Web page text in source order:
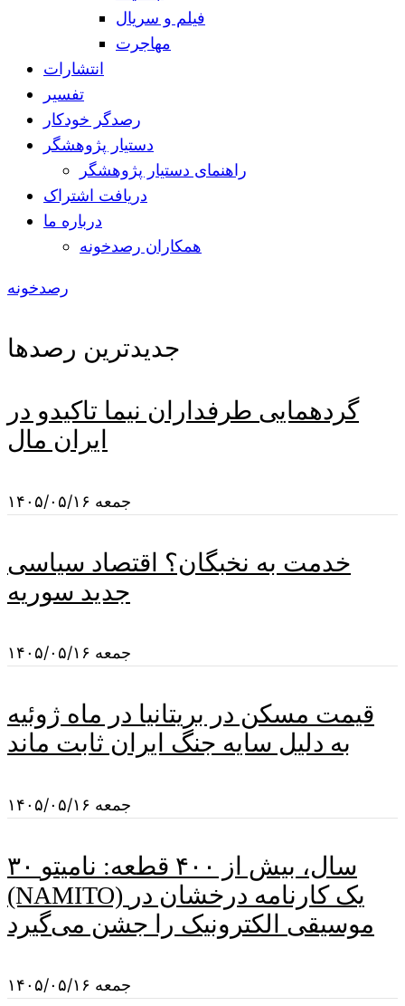
فیلم و سریال
مهاجرت
انتشارات
تفسیر
رصدگر خودکار
دستیار پژوهشگر
راهنمای دستیار پژوهشگر
دریافت اشتراک
درباره ما
همکاران رصدخونه
رصدخونه
جدیدترین رصدها
گردهمایی طرفداران نیما تاکیدو در
ایران مال
جمعه ۱۴۰۵/۰۵/۱۶
خدمت به نخبگان؟ اقتصاد سیاسی
جدید سوریه
جمعه ۱۴۰۵/۰۵/۱۶
قیمت مسکن در بریتانیا در ماه ژوئیه
به دلیل سایه جنگ ایران ثابت ماند
جمعه ۱۴۰۵/۰۵/۱۶
۳۰ سال، بیش از ۴۰۰ قطعه: نامیتو
(NAMITO) یک کارنامه درخشان در
موسیقی الکترونیک را جشن می‌گیرد
جمعه ۱۴۰۵/۰۵/۱۶